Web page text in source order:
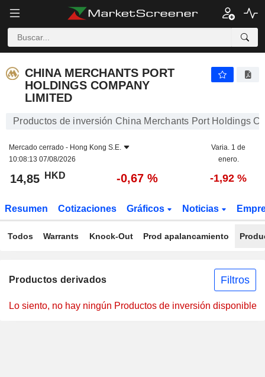
CHINA MERCHANTS PORT
HOLDINGS COMPANY
LIMITED
Productos de inversión China Merchants Port Holdings
Mercado cerrado - Hong Kong S.E.
10:08:13 07/08/2026
Varia. 1 de
enero.
14,85 HKD -0,67 % -1,92 %
Resumen Cotizaciones Gráficos Noticias
Todos Warrants Knock-Out Prod apalancamiento
Productos derivados Filtros
Lo siento, no hay ningún Productos de inversión disponible